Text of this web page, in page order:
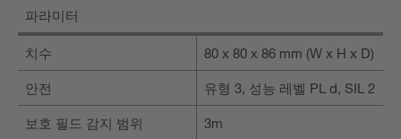
파라미터
치수 80 x 80 x 86 mm (W x H x D)
안전 유형 3, 성능 레벨 PL d, SIL 2
보호 필드 감지 범위 3m